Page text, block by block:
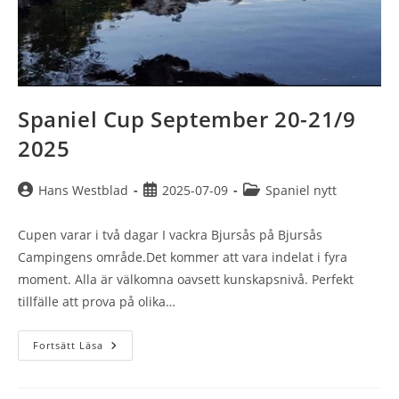
Spaniel Cup September 20-21/9
2025
Inläggsförfattare:
Hans Westblad
Inlägget
2025-07-09 Inläggskategori:
Spaniel nytt
Cupen varar i två dagar I vackra Bjursås på Bjursås
Campingens område.Det kommer att vara indelat i fyra
moment. Alla är välkomna oavsett kunskapsnivå. Perfekt
tillfälle att prova på olika…
Fortsätt Läsa Spaniel
Cup